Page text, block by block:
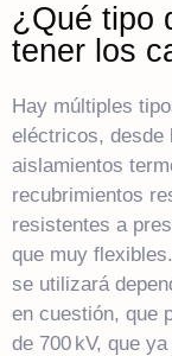
¿Qué tipo
tener los
Hay múltiples
eléctricos, desde
aislamientos
recubrimientos
resistentes a
que muy
se utilizará
en cuestión, que
de 700 kV, que